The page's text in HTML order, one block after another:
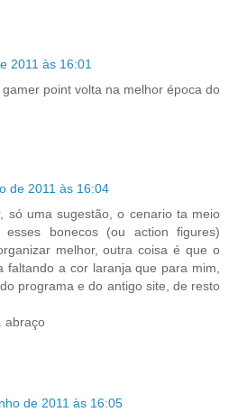
2011 às 16:01
point volta na melhor época do
de 2011 às 16:04
só uma sugestão, o cenario ta meio
esses bonecos (ou action figures)
melhor, outra coisa é que o
faltando a cor laranja que para mim,
programa e do antigo site, de resto
abraço
de 2011 às 16:05